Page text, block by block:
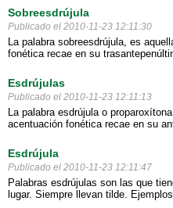
Sobreesdrújula
Publicado el 2010-11-23 12:11:30
La palabra sobreesdrújula, es
fonética recae en su
Esdrújulas
Publicado el 2010-11-23 12:11:13
La palabra esdrújula o
acentuación fonética recae en su
Esdrújula
Publicado el 2010-11-23 12:11:47
Palabras esdrújulas son las que
lugar. Siempre llevan tilde.